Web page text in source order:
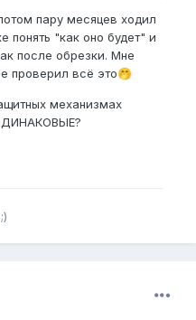
пару месяцев ходил
понять "как оно будет" и
после обрезки. Мне
проверил всё это🤭
механизмах